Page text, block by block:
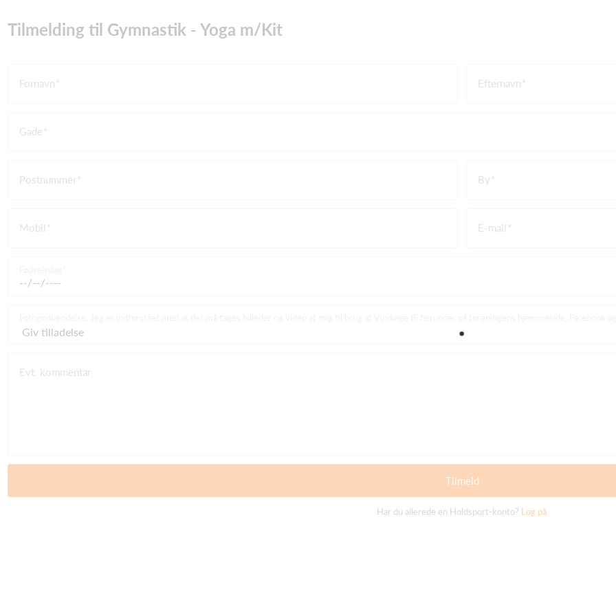
Tilmelding til Gymnastik - Yoga m/Kit
Fornavn Efternavn
Gade
Postnummer By
Mobil E-mail
Evt. kommentar
Tilmeld
Har du allerede en Holdsport-konto? Log på